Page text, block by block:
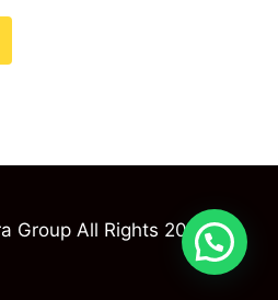
Group All Rights 2023